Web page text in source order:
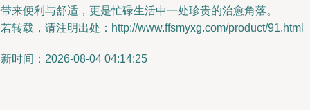
来便利与舒适，更是忙碌生活中一处珍贵的治愈角落。
转载，请注明出处：http://www.ffsmyxg.com/product/91.html
时间：2026-08-04 04:14:25